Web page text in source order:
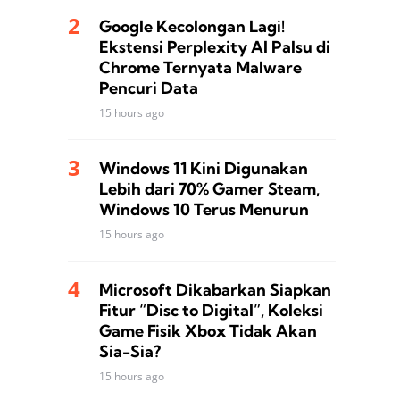
Google Kecolongan Lagi!
Ekstensi Perplexity AI Palsu di
Chrome Ternyata Malware
Pencuri Data
15 hours ago
Windows 11 Kini Digunakan
Lebih dari 70% Gamer Steam,
Windows 10 Terus Menurun
15 hours ago
Microsoft Dikabarkan Siapkan
Fitur “Disc to Digital”, Koleksi
Game Fisik Xbox Tidak Akan
Sia-Sia?
15 hours ago